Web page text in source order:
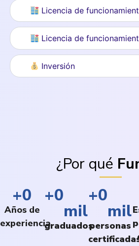
Licencia de
Licencia de
Inversión
¿Por qué
+0
Años de
experiencia
+0
mil
graduados
+0
mil
personas